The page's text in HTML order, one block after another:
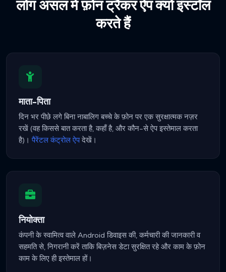
लोग असल में फ़ोन ट्रैकर ऐप क्यों इंस्टॉल
करते हैं
माता-पिता
दिन भर पीछे लगे बिना नाबालिग बच्चे के फ़ोन पर एक सुरक्षात्मक नज़र
रखें (वह किससे बात करता है, कहाँ है, और कौन-से ऐप इस्तेमाल करता
है)।पैरेंटल कंट्रोल ऐपदेखें।
नियोक्ता
कंपनी के स्वामित्व वाले Android डिवाइस की, कर्मचारी की जानकारी व
सहमति से, निगरानी करें ताकि बिज़नेस डेटा सुरक्षित रहे और काम के फ़ोन
काम के लिए ही इस्तेमाल हों।